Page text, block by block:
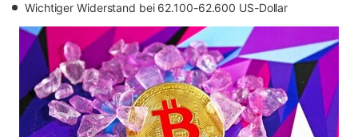
Wichtiger Widerstand bei 62.100-62.600 US-Dollar